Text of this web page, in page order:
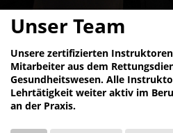
Unser Team
Unsere zertifizierten
Mitarbeiter aus dem
Gesundheitswesen. Alle
Lehrtätigkeit weiter aktiv im
an der Praxis.